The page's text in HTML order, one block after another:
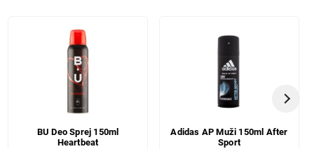
BU Deo Sprej 150ml
Heartbeat
Adidas AP Muži 150ml After
Sport